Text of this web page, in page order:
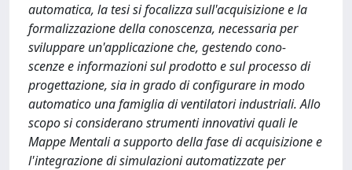
automatica, la tesi si focalizza sull'acquisizione e la
formalizzazione della conoscenza, necessaria per
sviluppare un'applicazione che, gestendo cono-
scenze e informazioni sul prodotto e sul processo di
progettazione, sia in grado di configurare in modo
automatico una famiglia di ventilatori industriali. Allo
scopo si considerano strumenti innovativi quali le
Mappe Mentali a supporto della fase di acquisizione e
l'integrazione di simulazioni automatizzate per